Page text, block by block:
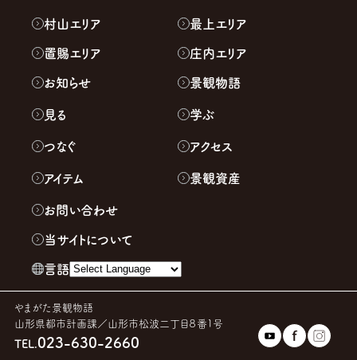
村山エリア 最上エリア
置賜エリア 庄内エリア
お知らせ 景観物語
見る 学ぶ
つなぐ アクセス
アイテム 景観資産
お問い合わせ
当サイトについて
言語
やまがた景観物語
山形県都市計画課／山形市松波二丁目８番１号
TEL.023-630-2660